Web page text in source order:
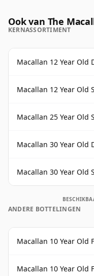
Ook van The
KERNASSORTIMENT
Macallan 12 Year Old
Macallan 12 Year Old
Macallan 25 Year Old
Macallan 30 Year Old
Macallan 30 Year Old
ANDERE BOTTELINGEN
Macallan 10 Year Old
Macallan 10 Year Old